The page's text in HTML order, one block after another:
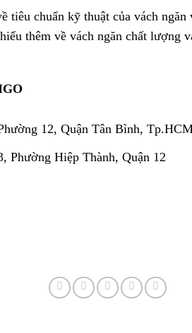
tiêu chuẩn kỹ thuật của vách
thêm về vách ngăn chất lượng
12, Quận Tân Bình,
Phường Hiệp Thành, Quận 12